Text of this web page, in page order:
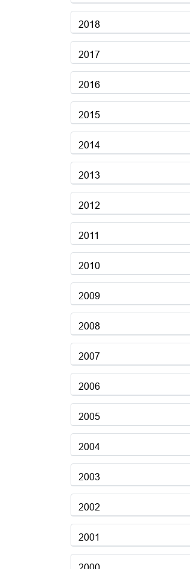
2018
2017
2016
2015
2014
2013
2012
2011
2010
2009
2008
2007
2006
2005
2004
2003
2002
2001